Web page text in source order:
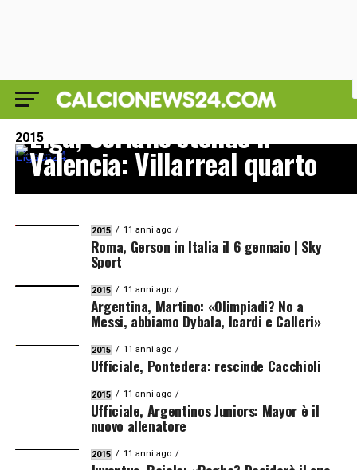
2015
2015
Liga, Soriano stende il
Valencia: Villarreal quarto
2015 11 anni ago
Roma, Gerson in Italia il 6 gennaio | Sky
Sport
2015 11 anni ago
Argentina, Martino: «Olimpiadi? No a
Messi, abbiamo Dybala, Icardi e Calleri»
2015 11 anni ago
Ufficiale, Pontedera: rescinde Cacchioli
2015 11 anni ago
Ufficiale, Argentinos Juniors: Mayor è il
nuovo allenatore
2015 11 anni ago